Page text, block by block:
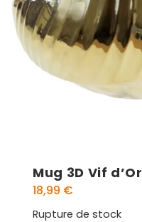
Mug 3D Vif
18,99 €
Rupture de stock